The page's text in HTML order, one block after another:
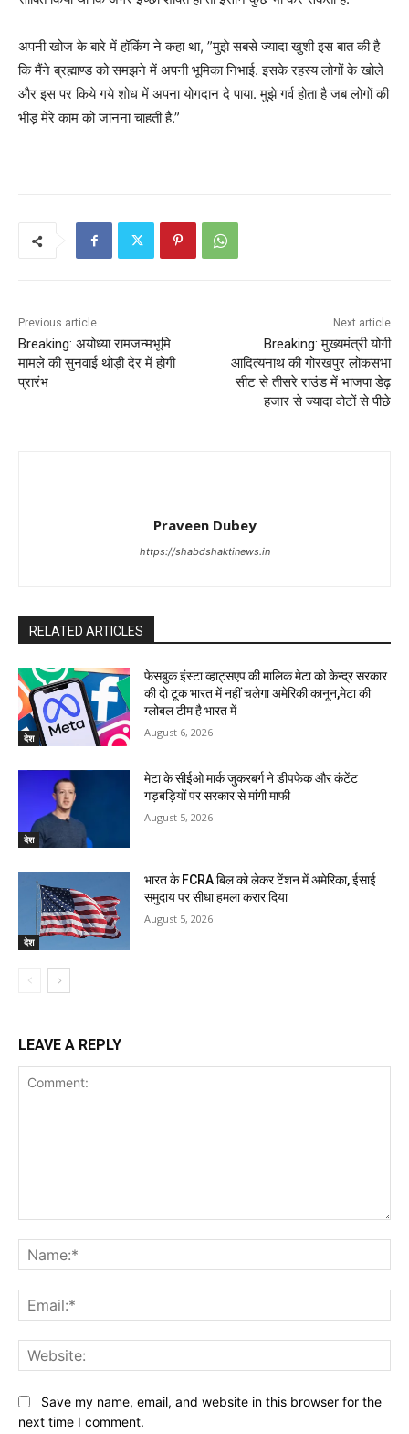
अपनी खोज के बारे में हॉकिंग ने कहा था, ”मुझे सबसे ज्यादा खुशी इस बात की है
कि मैंने ब्रह्माण्ड को समझने में अपनी भूमिका निभाई. इसके रहस्य लोगों के खोले
और इस पर किये गये शोध में अपना योगदान दे पाया. मुझे गर्व होता है जब लोगों की
भीड़ मेरे काम को जानना चाहती है.”
Previous article
Breaking: अयोध्या रामजन्मभूमि
मामले की सुनवाई थोड़ी देर में होगी
प्रारंभ
Next article
Breaking: मुख्यमंत्री योगी
आदित्यनाथ की गोरखपुर लोकसभा
सीट से तीसरे राउंड में भाजपा डेढ़
हजार से ज्यादा वोटों से पीछे
Praveen Dubey
https://shabdshaktinews.in
RELATED ARTICLES
देश
फेसबुक इंस्टा व्हाट्सएप की मालिक मेटा को केन्द्र सरकार
की दो टूक भारत में नहीं चलेगा अमेरिकी कानून,मेटा की
ग्लोबल टीम है भारत में
August 6, 2026
देश
मेटा के सीईओ मार्क जुकरबर्ग ने डीपफेक और कंटेंट
गड़बड़ियों पर सरकार से मांगी माफी
August 5, 2026
देश
भारत के FCRA बिल को लेकर टेंशन में अमेरिका, ईसाई
समुदाय पर सीधा हमला करार दिया
August 5, 2026
LEAVE A REPLY
Save my name, email, and website in this browser for the
next time I comment.